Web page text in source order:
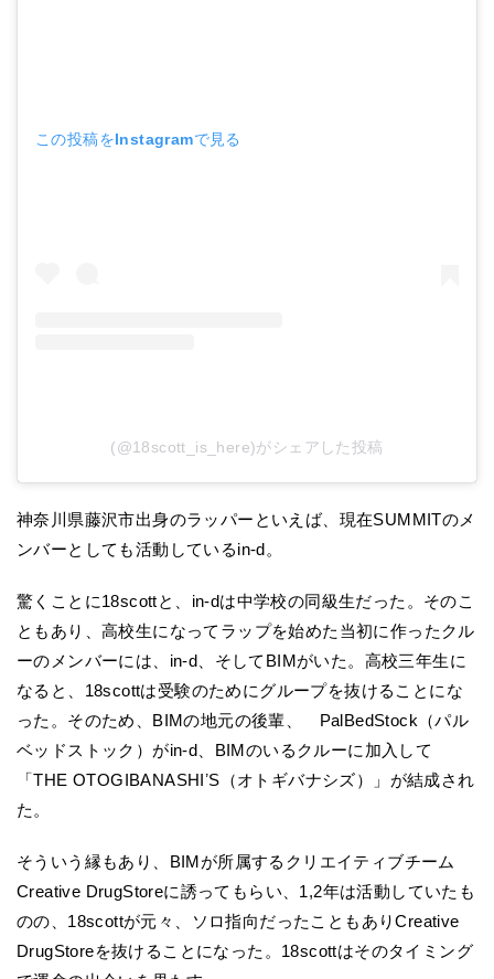
この投稿をInstagramで見る
(@18scott_is_here)がシェアした投稿
神奈川県藤沢市出身のラッパーといえば、現在SUMMITのメ
ンバーとしても活動しているin-d。
驚くことに18scottと、in-dは中学校の同級生だった。そのこ
ともあり、高校生になってラップを始めた当初に作ったクル
ーのメンバーには、in-d、そしてBIMがいた。高校三年生に
なると、18scottは受験のためにグループを抜けることにな
った。そのため、BIMの地元の後輩、 PalBedStock（パル
ベッドストック）がin-d、BIMのいるクルーに加入して
「THE OTOGIBANASHIʼS（オトギバナシズ）」が結成され
た。
そういう縁もあり、BIMが所属するクリエイティブチーム
Creative DrugStoreに誘ってもらい、1,2年は活動していたも
のの、18scottが元々、ソロ指向だったこともありCreative
DrugStoreを抜けることになった。18scottはそのタイミング